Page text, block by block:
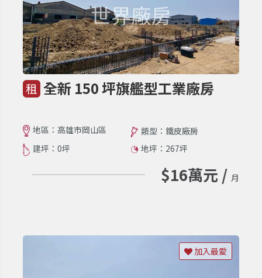
租 全新 150 坪旗艦型工業廠房
地區：高雄市岡山區
類型：鐵皮廠房
建坪：0坪
地坪：267坪
$16萬元 / 月
加入最愛